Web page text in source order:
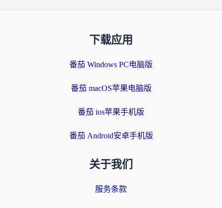
下载应用
番茄 Windows PC电脑版
番茄 macOS苹果电脑版
番茄 ios苹果手机版
番茄 Android安卓手机版
关于我们
服务条款